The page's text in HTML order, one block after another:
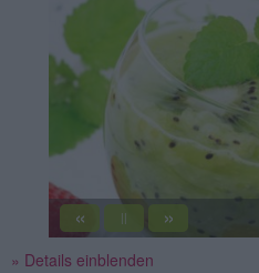
« || »
» Details einblenden